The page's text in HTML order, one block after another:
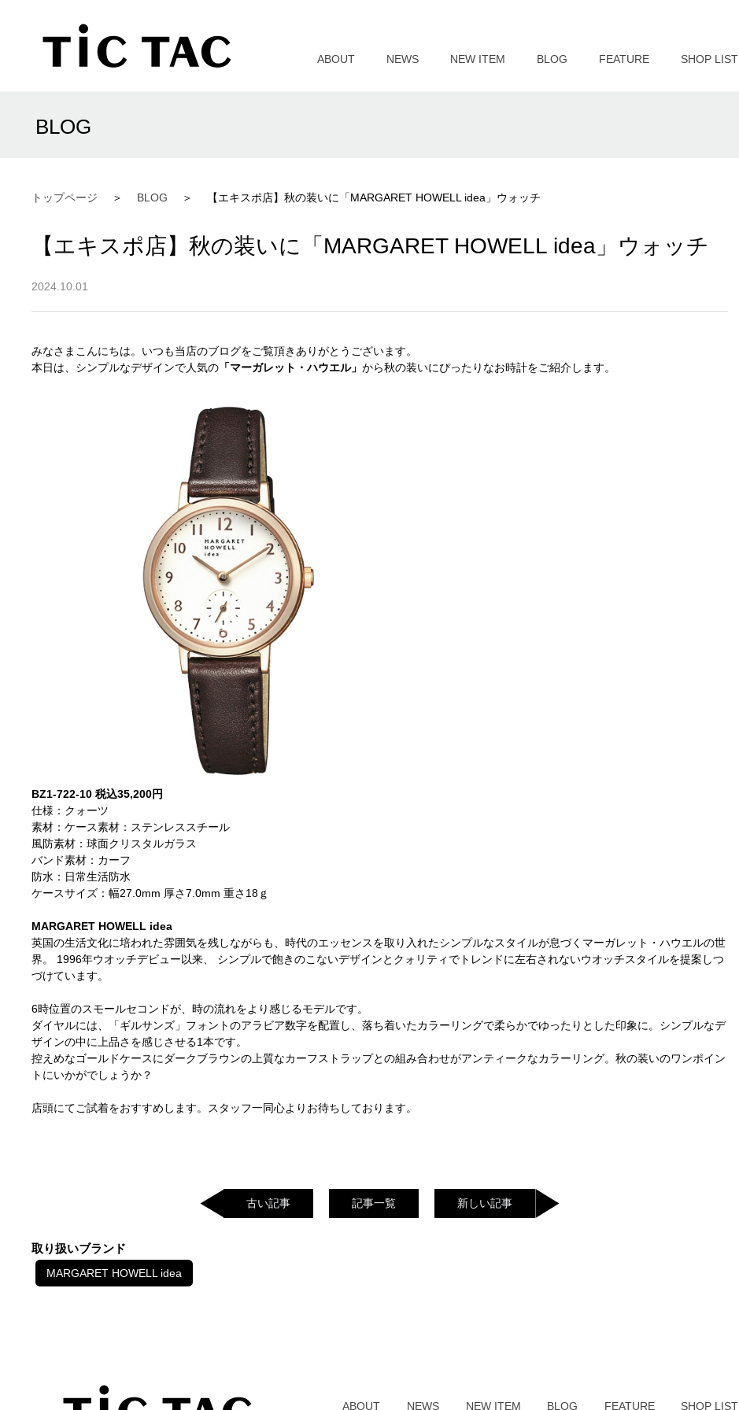
ABOUT NEWS NEW ITEM BLOG FEATURE SHOP LIST
トップページ BLOG 【エキスポ店】秋の装いに「MARGARET HOWELL idea」ウォッチ
BLOG
【エキスポ店】秋の装いに「MARGARET HOWELL idea」ウォッチ
2024.10.01
みなさまこんにちは。いつも当店のブログをご覧頂きありがとうございます。
本日は、シンプルなデザインで人気の 「マーガレット・ハウエル」から秋の装いにぴったりなお時計をご紹介します。
BZ1-722-10 税込35,200円
仕様：クォーツ
素材：ケース素材：ステンレススチール
風防素材：球面クリスタルガラス
バンド素材：カーフ
防水：日常生活防水
ケースサイズ：幅27.0mm 厚さ7.0mm 重さ18ｇ
MARGARET HOWELL idea
英国の生活文化に培われた雰囲気を残しながらも、時代のエッセンスを取り入れたシンプルなスタイルが息づくマーガレット・ハウエルの世
界。 1996年ウオッチデビュー以来、 シンプルで飽きのこないデザインとクォリティでトレンドに左右されないウオッチスタイルを提案しつ
づけています。
6時位置のスモールセコンドが、時の流れをより感じるモデルです。
ダイヤルには、「ギルサンズ」フォントのアラビア数字を配置し、落ち着いたカラーリングで柔らかでゆったりとした印象に。シンプルなデ
ザインの中に上品さを感じさせる1本です。
控えめなゴールドケースにダークブラウンの上質なカーフストラップとの組み合わせがアンティークなカラーリング。秋の装いのワンポイン
トにいかがでしょうか？
店頭にてご試着をおすすめします。スタッフ一同心よりお待ちしております。
古い記事 記事一覧 新しい記事
取り扱いブランド
MARGARET HOWELL idea
ABOUT NEWS NEW ITEM BLOG FEATURE SHOP LIST